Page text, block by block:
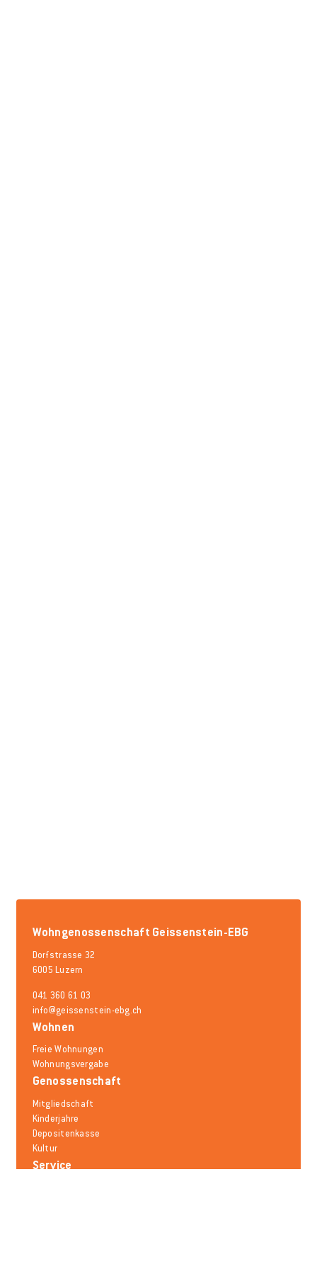
Wohngenossenschaft Geissenstein-EBG
Dorfstrasse 32
6005 Luzern
041 360 61 03
info@geissenstein-ebg.ch
Wohnen
Freie Wohnungen
Wohnungsvergabe
Genossenschaft
Mitgliedschaft
Kinderjahre
Depositenkasse
Kultur
Service